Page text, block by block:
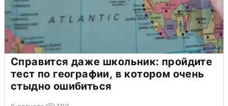
Справится даже школьник: пройдите
тест по географии, в котором очень
стыдно ошибиться